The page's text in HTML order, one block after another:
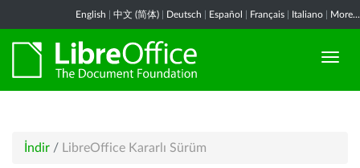
English 中文 (简体) Deutsch Español Français Italiano More...
İndir / LibreOffice Kararlı Sürüm